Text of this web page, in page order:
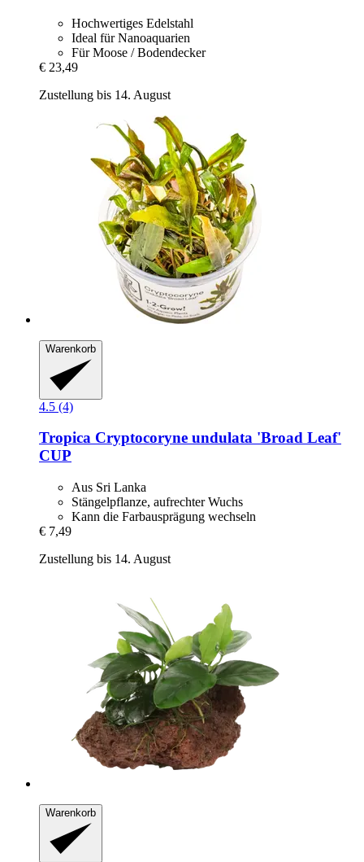
Hochwertiges Edelstahl
Ideal für Nanoaquarien
Für Moose / Bodendecker
€ 23,49
Zustellung bis 14. August
Warenkorb
4.5 (4)
Tropica Cryptocoryne undulata 'Broad Leaf'
CUP
Aus Sri Lanka
Stängelpflanze, aufrechter Wuchs
Kann die Farbausprägung wechseln
€ 7,49
Zustellung bis 14. August
Warenkorb